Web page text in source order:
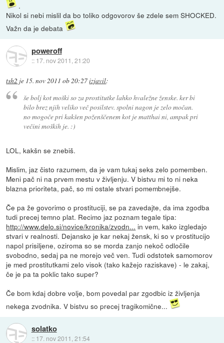
.
Nikol si nebi mislil da bo toliko odgovorov še zdele sem SHOCKED.
Važn da je debata
poweroff
:: 17. nov 2011, 21:20
tsh2 je 15. nov 2011 ob 20:27izjavil:
še bolj kot moški so za prostitutke lahko hvaležne ženske. ker bi
bilo brez njih veliko več posilstev. spolni nagon je zelo močan.
no mogoče pri kakšen poženščenem kot je matthai ni, ampak pri
večini moških je. :)
LOL, kakšn se znebiš.
Mislim, jaz čisto razumem, da je vam tukaj seks zelo pomemben.
Meni pač ni na prvem mestu v življenju. V bistvu mi to ni neka
blazna prioriteta, pač, so mi ostale stvari pomembnejše.
Če pa že govorimo o prostituciji, se pa zavedajte, da ima zgodba
tudi precej temno plat. Recimo jaz poznam tegale tipa:
http://www.delo.si/novice/kronika/zvodn... in vem, kako izgledajo
stvari v realnosti. Dejansko je kar nekaj žensk, ki so v prostitucijo
napol prisiljene, oziroma so se morda zanjo nekoč odločile
svobodno, sedaj pa ne morejo več ven. Tudi odstotek samomorov
je med prostitutkami zelo visok (tako kažejo raziskave) - le zakaj,
če je pa ta poklic tako super?
Če bom kdaj dobre volje, bom povedal par zgodbic iz življenja
nekega zvodnika. V bistvu so precej tragikomične...
solatko
:: 17. nov 2011, 21:54